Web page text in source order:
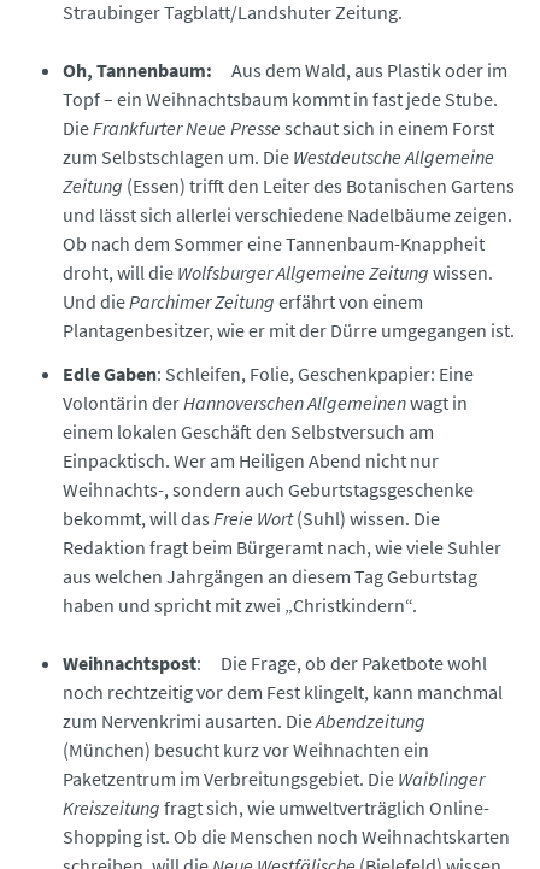
Straubinger Tagblatt/Landshuter Zeitung.
Oh, Tannenbaum: Aus dem Wald, aus Plastik oder im
Topf – ein Weihnachtsbaum kommt in fast jede Stube.
DieFrankfurter Neue Presse schaut sich in einem Forst
zum Selbstschlagen um. Die Westdeutsche Allgemeine
Zeitung (Essen) trifft den Leiter des Botanischen Gartens
und lässt sich allerlei verschiedene Nadelbäume zeigen.
Ob nach dem Sommer eine Tannenbaum-Knappheit
droht, will die Wolfsburger Allgemeine Zeitung wissen.
Und dieParchimer Zeitung erfährt von einem
Plantagenbesitzer, wie er mit der Dürre umgegangen ist.
Edle Gaben: Schleifen, Folie, Geschenkpapier: Eine
Volontärin derHannoverschen Allgemeinenwagt in
einem lokalen Geschäft den Selbstversuch am
Einpacktisch. Wer am Heiligen Abend nicht nur
Weihnachts-, sondern auch Geburtstagsgeschenke
bekommt, will das Freie Wort(Suhl) wissen. Die
Redaktion fragt beim Bürgeramt nach, wie viele Suhler
aus welchen Jahrgängen an diesem Tag Geburtstag
haben und spricht mit zwei „Christkindern“.
Weihnachtspost: Die Frage, ob der Paketbote wohl
noch rechtzeitig vor dem Fest klingelt, kann manchmal
zum Nervenkrimi ausarten. DieAbendzeitung
(München) besucht kurz vor Weihnachten ein
Paketzentrum im Verbreitungsgebiet. Die Waiblinger
Kreiszeitung fragt sich, wie umweltverträglich Online-
Shopping ist. Ob die Menschen noch Weihnachtskarten